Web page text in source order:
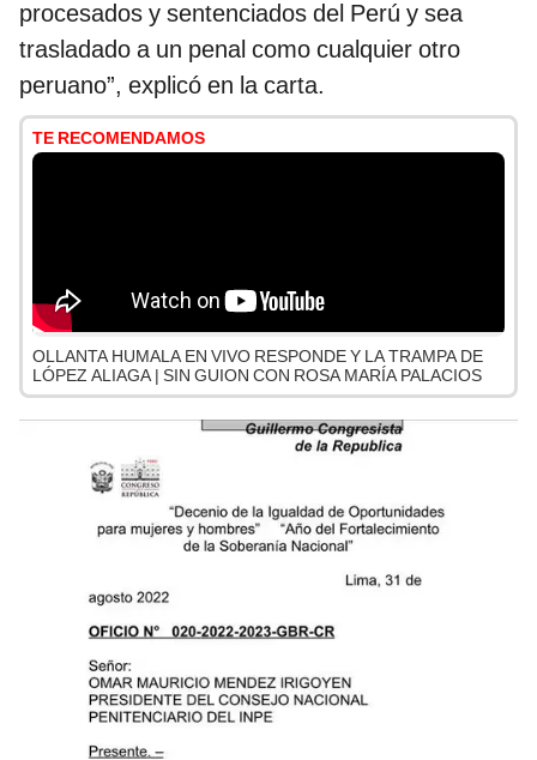
procesados y sentenciados del Perú y sea
trasladado a un penal como cualquier otro
peruano”, explicó en la carta.
TE RECOMENDAMOS
OLLANTA HUMALA EN VIVO RESPONDE Y LA TRAMPA DE
LÓPEZ ALIAGA | SIN GUION CON ROSA MARÍA PALACIOS